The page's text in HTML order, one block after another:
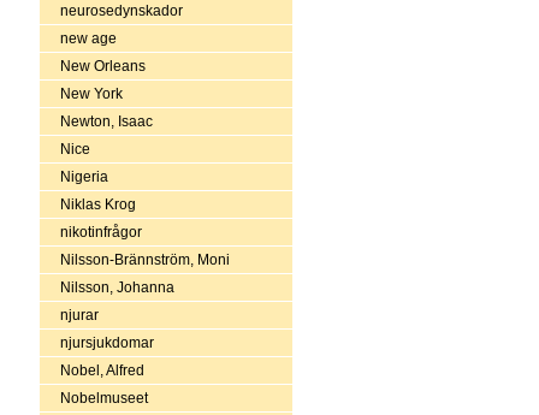
neurosedynskador
new age
New Orleans
New York
Newton, Isaac
Nice
Nigeria
Niklas Krog
nikotinfrågor
Nilsson-Brännström, Moni
Nilsson, Johanna
njurar
njursjukdomar
Nobel, Alfred
Nobelmuseet